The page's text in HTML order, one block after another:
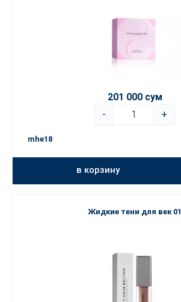
201 000 сум
-
+
mhe18
в корзину
Жидкие тени для век 01